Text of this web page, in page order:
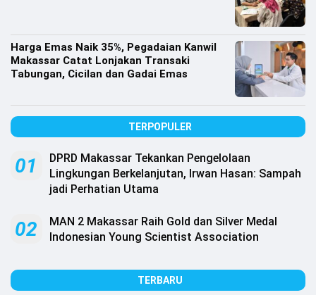
Harga Emas Naik 35%, Pegadaian Kanwil
Makassar Catat Lonjakan Transaki
Tabungan, Cicilan dan Gadai Emas
TERPOPULER
01
DPRD Makassar Tekankan Pengelolaan
Lingkungan Berkelanjutan, Irwan Hasan: Sampah
jadi Perhatian Utama
02
MAN 2 Makassar Raih Gold dan Silver Medal
Indonesian Young Scientist Association
TERBARU